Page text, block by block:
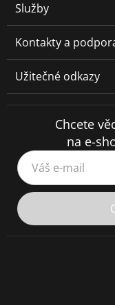
Služby
Kontakty a
Užitečné odkazy
Chcete
na e-
Váš e-mail